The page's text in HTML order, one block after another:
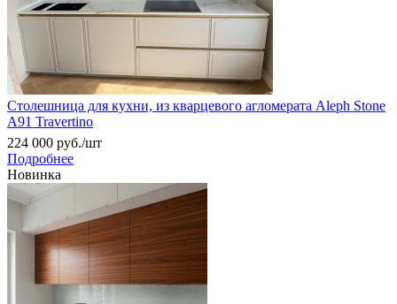
Столешница для кухни, из кварцевого агломерата Aleph Stone
А91 Travertino
224 000 руб./шт
Подробнее
Новинка